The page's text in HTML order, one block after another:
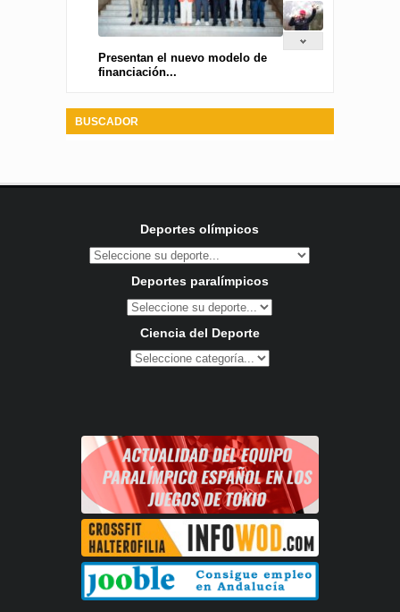
Presentan el nuevo modelo de
financiación...
BUSCADOR
Deportes olímpicos
Deportes paralímpicos
Ciencia del Deporte